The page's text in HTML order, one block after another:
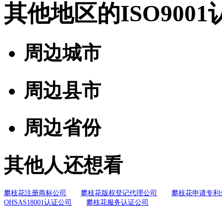
其他地区的ISO9001
周边城市
周边县市
周边省份
其他人还想看
攀枝花注册商标公司 攀枝花版权登记代理公司
攀枝花申请专利
OHSAS18001认证公司
攀枝花服务认证公司